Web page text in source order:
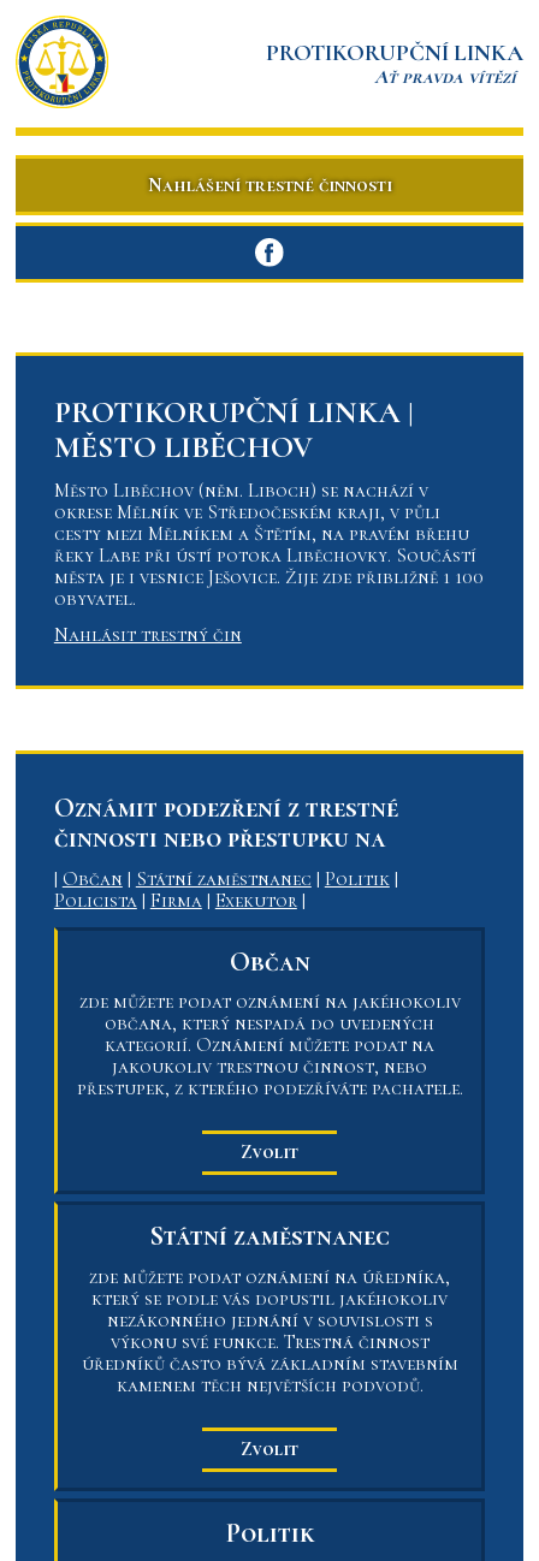
PROTIKORUPČNÍ LINKA
Ať pravda vítězí
Nahlášení trestné činnosti
PROTIKORUPČNÍ LINKA |
MĚSTO LIBĚCHOV
Město Liběchov (něm. Liboch) se nachází v
okrese Mělník ve Středočeském kraji, v půli
cesty mezi Mělníkem a Štětím, na pravém břehu
řeky Labe při ústí potoka Liběchovky. Součástí
města je i vesnice Ješovice. Žije zde přibližně 1 100
obyvatel.
Nahlásit trestný čin
Oznámit podezření z trestné
činnosti nebo přestupku na
| Občan | Státní zaměstnanec | Politik|
Policista| Firma| Exekutor|
Občan
zde můžete podat oznámení na jakéhokoliv
občana, který nespadá do uvedených
kategorií. Oznámení můžete podat na
jakoukoliv trestnou činnost, nebo
přestupek, z kterého podezříváte pachatele.
Zvolit
Státní zaměstnanec
zde můžete podat oznámení na úředníka,
který se podle vás dopustil jakéhokoliv
nezákonného jednání v souvislosti s
výkonu své funkce. Trestná činnost
úředníků často bývá základním stavebním
kamenem těch největších podvodů.
Zvolit
Politik